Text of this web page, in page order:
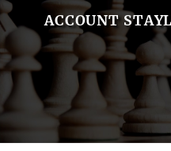
ACCOUNT